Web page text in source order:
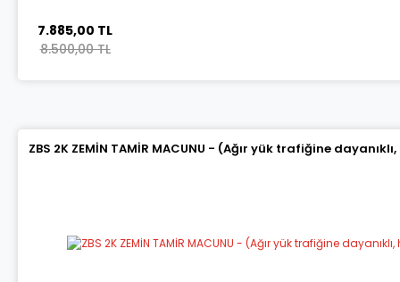
7.885,00 TL
8.500,00 TL
ZBS 2K ZEMİN TAMİR MACUNU - (Ağır yük trafiğine